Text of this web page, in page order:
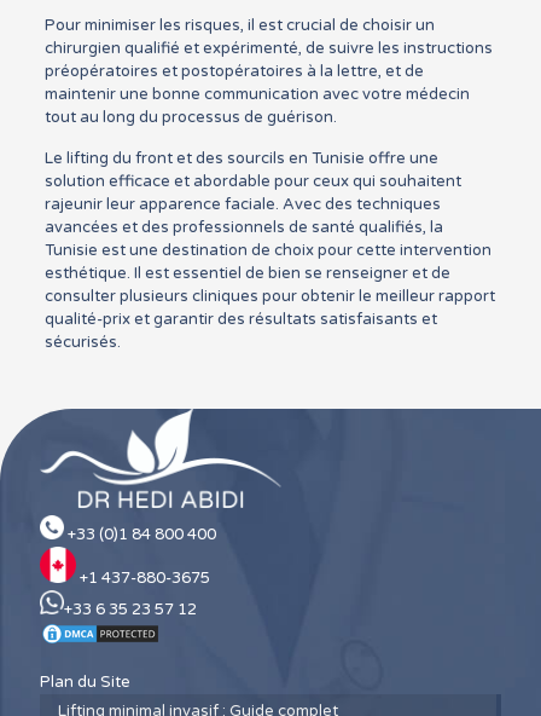
Pour minimiser les risques, il est crucial de choisir un
chirurgien qualifié et expérimenté, de suivre les instructions
préopératoires et postopératoires à la lettre, et de
maintenir une bonne communication avec votre médecin
tout au long du processus de guérison.
Le lifting du front et des sourcils en Tunisie offre une
solution efficace et abordable pour ceux qui souhaitent
rajeunir leur apparence faciale. Avec des techniques
avancées et des professionnels de santé qualifiés, la
Tunisie est une destination de choix pour cette intervention
esthétique. Il est essentiel de bien se renseigner et de
consulter plusieurs cliniques pour obtenir le meilleur rapport
qualité-prix et garantir des résultats satisfaisants et
sécurisés.
+33 (0)1 84 800 400
+1 437-880-3675
+33 6 35 23 57 12
Plan du Site
Lifting minimal invasif : Guide complet